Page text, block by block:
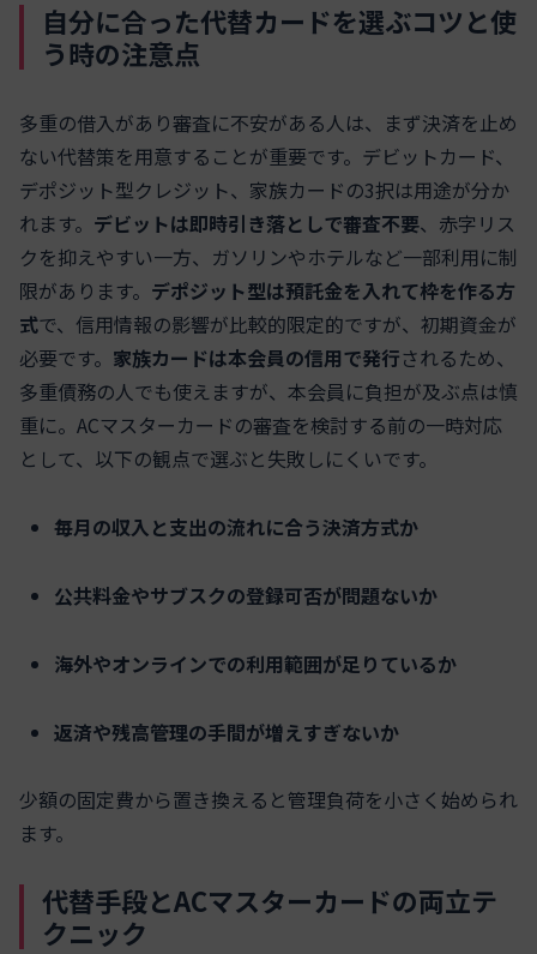
自分に合った代替カードを選ぶコツと使
う時の注意点
多重の借入があり審査に不安がある人は、まず決済を止め
ない代替策を用意することが重要です。デビットカード、
デポジット型クレジット、家族カードの3択は用途が分か
れます。 デビットは即時引き落としで審査不要、赤字リス
クを抑えやすい一方、ガソリンやホテルなど一部利用に制
限があります。 デポジット型は預託金を入れて枠を作る方
式で、信用情報の影響が比較的限定的ですが、初期資金が
必要です。 家族カードは本会員の信用で発行されるため、
多重債務の人でも使えますが、本会員に負担が及ぶ点は慎
重に。ACマスターカードの審査を検討する前の一時対応
として、以下の観点で選ぶと失敗しにくいです。
毎月の収入と支出の流れに合う決済方式か
公共料金やサブスクの登録可否が問題ないか
海外やオンラインでの利用範囲が足りているか
返済や残高管理の手間が増えすぎないか
少額の固定費から置き換えると管理負荷を小さく始められ
ます。
代替手段とACマスターカードの両立テ
クニック